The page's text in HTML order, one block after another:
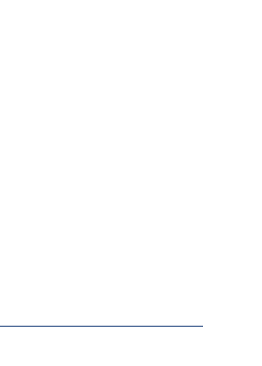
IM SCHULWESEN